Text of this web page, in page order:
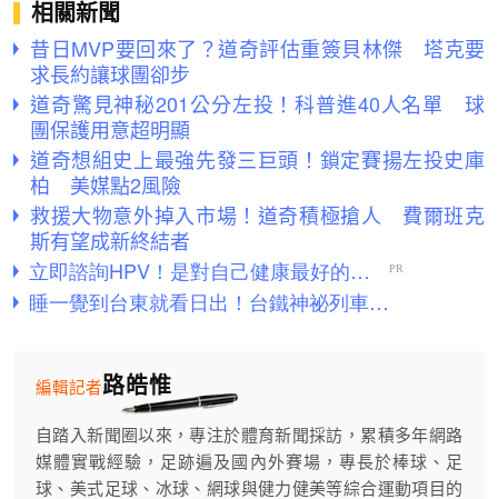
相關新聞
昔日MVP要回來了？道奇評估重簽貝林傑 塔克要
求長約讓球團卻步
道奇驚見神秘201公分左投！科普進40人名單 球
團保護用意超明顯
道奇想組史上最強先發三巨頭！鎖定賽揚左投史庫
柏 美媒點2風險
救援大物意外掉入市場！道奇積極搶人 費爾班克
斯有望成新終結者
路皓惟
編輯記者
自踏入新聞圈以來，專注於體育新聞採訪，累積多年網路
媒體實戰經驗，足跡遍及國內外賽場，專長於棒球、足
球、美式足球、冰球、網球與健力健美等綜合運動項目的